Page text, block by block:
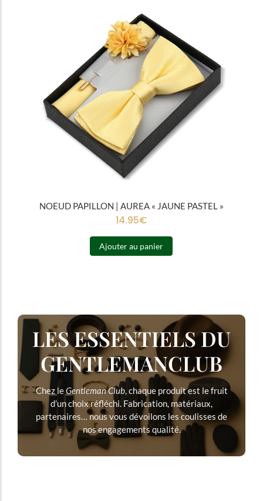
NOEUD PAPILLON | AUREA « JAUNE PASTEL »
14.95€
Ajouter au panier
LES ESSENTIELS DU
GENTLEMANCLUB
Chez leGentleman Club, chaque produit est le fruit
d’un choix réfléchi. Fabrication, matériaux,
partenaires… nous vous dévoilons les coulisses de
nos engagements qualité.